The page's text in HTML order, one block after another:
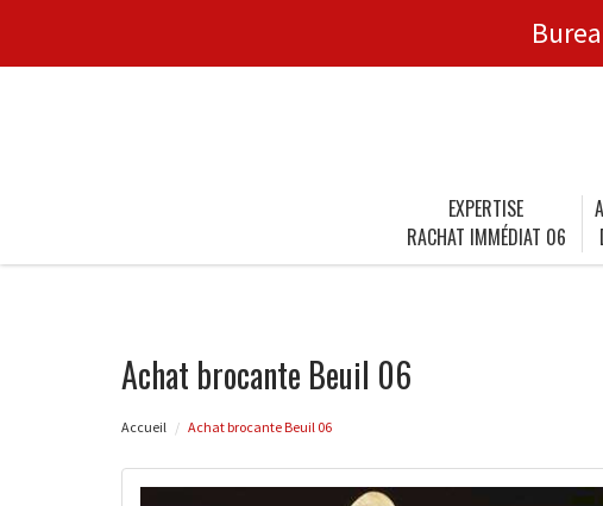
EXPERTISE
RACHAT IMMÉDIAT 06
Achat brocante Beuil 06
Accueil Achat brocante Beuil 06